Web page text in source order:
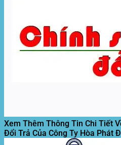
Xem Thêm Thông Tin Chi Tiết
Đổi Trả Của Công Ty Hòa Phát